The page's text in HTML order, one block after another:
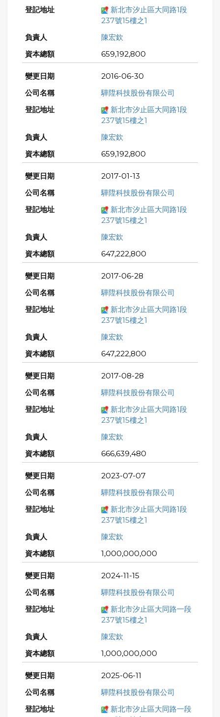
新北市汐止區大同路1段
237號15樓之1
陳宏欽
659,192,800
2016-06-30
驊陞科技股份有限公司
新北市汐止區大同路1段
237號15樓之1
陳宏欽
659,192,800
2017-01-13
驊陞科技股份有限公司
新北市汐止區大同路1段
237號15樓之1
陳宏欽
647,222,800
2017-06-28
驊陞科技股份有限公司
新北市汐止區大同路1段
237號15樓之1
陳宏欽
647,222,800
2017-08-28
驊陞科技股份有限公司
新北市汐止區大同路1段
237號15樓之1
陳宏欽
666,639,480
2023-07-07
驊陞科技股份有限公司
新北市汐止區大同路1段
237號15樓之1
陳宏欽
1,000,000,000
2024-11-15
驊陞科技股份有限公司
新北市汐止區大同路一段
237號15樓之1
陳宏欽
1,000,000,000
2025-06-11
驊陞科技股份有限公司
新北市汐止區大同路一段